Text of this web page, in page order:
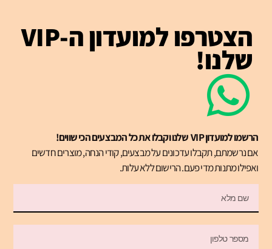
הצטרפו למועדון ה-VIP
שלנו!
הרשמו למועדון VIP שלנו וקבלו את כל המבצעים הכי שווים!
אם נרשמתם, תקבלו עדכונים על מבצעים, קודי הנחה, מוצרים חדשים
ואפילו מתנות מדי פעם. הרישום ללא עלות.